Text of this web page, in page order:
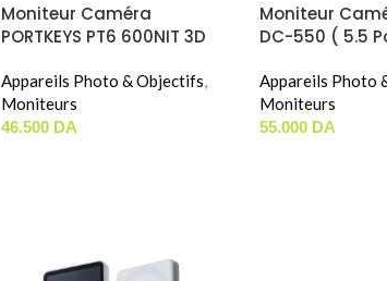
Moniteur Caméra
PORTKEYS PT6 600NIT 3D
Appareils Photo & Objectifs,
Moniteurs
46.500 DA
Moniteur
DC-550 ( 5.5
Appareils Photo
Moniteurs
55.000 DA